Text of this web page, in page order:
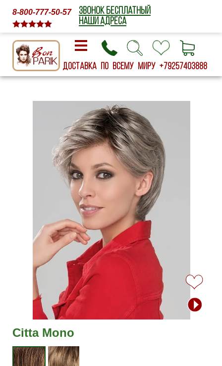
8-800-777-50-57
ЗВОНОК БЕСПЛАТНЫЙ
НАШИ АДРЕСА
Доставка по всему миру +79257403888
Citta Mono